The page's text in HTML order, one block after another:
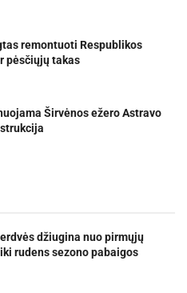
remontuoti Respublikos
pėsčiųjų takas
Širvėnos ežero Astravo
džiugina nuo pirmųjų
rudens sezono pabaigos